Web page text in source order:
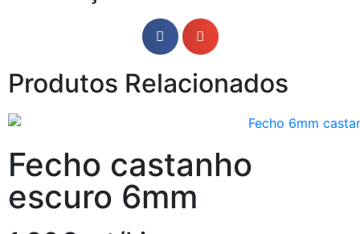
Produtos Relacionados
Fecho castanho
escuro 6mm